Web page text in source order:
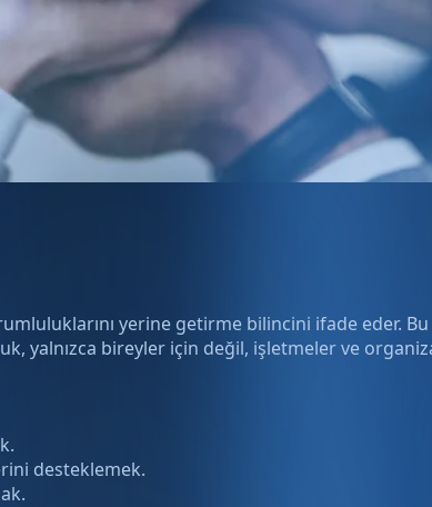
yerine getirme bilincini ifade eder.
yalnızca bireyler için değil, işletmeler ve
desteklemek.